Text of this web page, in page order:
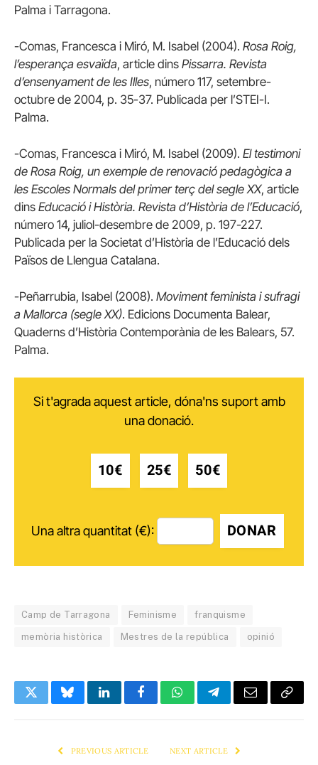
Palma i Tarragona.
-Comas, Francesca i Miró, M. Isabel (2004). Rosa Roig,
l’esperança esvaïda, article dins Pissarra. Revista
d’ensenyament de les Illes, número 117, setembre-
octubre de 2004, p. 35-37. Publicada per l’STEI-I.
Palma.
-Comas, Francesca i Miró, M. Isabel (2009). El testimoni
de Rosa Roig, un exemple de renovació pedagògica a
les Escoles Normals del primer terç del segle XX, article
dins Educació i Història. Revista d’Història de l’Educació,
número 14, juliol-desembre de 2009, p. 197-227.
Publicada per la Societat d’Història de l’Educació dels
Països de Llengua Catalana.
-Peñarrubia, Isabel (2008). Moviment feminista i sufragi
a Mallorca (segle XX). Edicions Documenta Balear,
Quaderns d’Història Contemporània de les Balears, 57.
Palma.
Si t'agrada aquest article, dóna'ns suport amb
una donació.
10€ 25€ 50€
Una altra quantitat (€): DONAR
Camp de Tarragona Feminisme franquisme
memòria històrica Mestres de la república opinió
TwitterBlueskyLinkedInFacebookWhatsAppTelegramEmail Copy
PREVIOUS ARTICLE NEXT ARTICLE